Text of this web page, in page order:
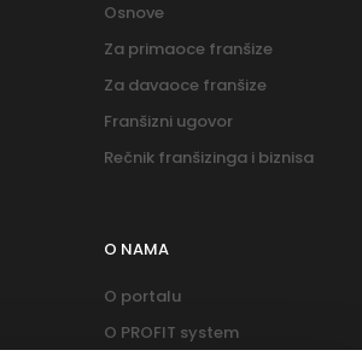
Osnove
Za primaoce franšize
Za davaoce franšize
Franšizni ugovor
Rečnik franšizinga i biznisa
O NAMA
O portalu
O PROFIT system